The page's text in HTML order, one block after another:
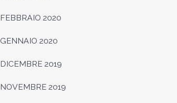
FEBBRAIO 2020
GENNAIO 2020
DICEMBRE 2019
NOVEMBRE 2019